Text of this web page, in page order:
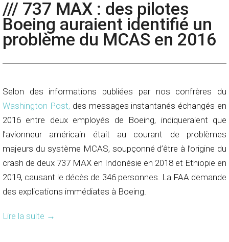
/// 737 MAX : des pilotes
Boeing auraient identifié un
problème du MCAS en 2016
Selon des informations publiées par nos confrères du
Washington Post, des messages instantanés échangés en
2016 entre deux employés de Boeing, indiqueraient que
l’avionneur américain était au courant de problèmes
majeurs du système MCAS, soupçonné d’être à l’origine du
crash de deux 737 MAX en Indonésie en 2018 et Ethiopie en
2019, causant le décès de 346 personnes. La FAA demande
des explications immédiates à Boeing.
Lire la suite →